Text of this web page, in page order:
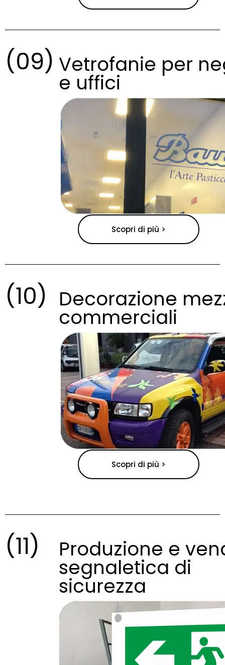
(09) Vetrofanie per
e uffici
Scopri di più >
(10) Decorazione
commerciali
Scopri di più >
(11) Produzione e
segnaletica di
sicurezza